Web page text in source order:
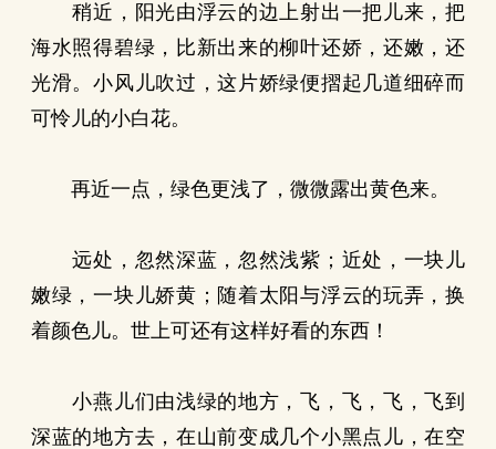
稍近，阳光由浮云的边上射出一把儿来，把
海水照得碧绿，比新出来的柳叶还娇，还嫩，还
光滑。小风儿吹过，这片娇绿便摺起几道细碎而
可怜儿的小白花。
再近一点，绿色更浅了，微微露出黄色来。
远处，忽然深蓝，忽然浅紫；近处，一块儿
嫩绿，一块儿娇黄；随着太阳与浮云的玩弄，换
着颜色儿。世上可还有这样好看的东西！
小燕儿们由浅绿的地方，飞，飞，飞，飞到
深蓝的地方去，在山前变成几个小黑点儿，在空